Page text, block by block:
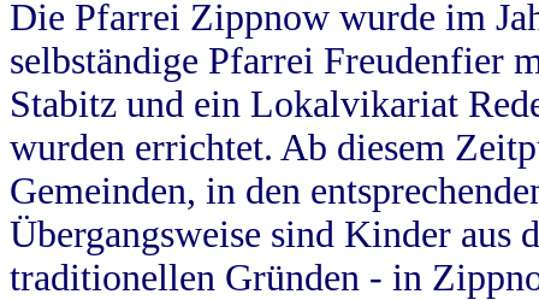
Die Pfarrei Zippnow wurde im
selbständige Pfarrei Freudenfier
Stabitz und ein Lokalvikariat
wurden errichtet. Ab diesem
Gemeinden, in den
Übergangsweise sind Kinder aus
traditionellen Gründen - in